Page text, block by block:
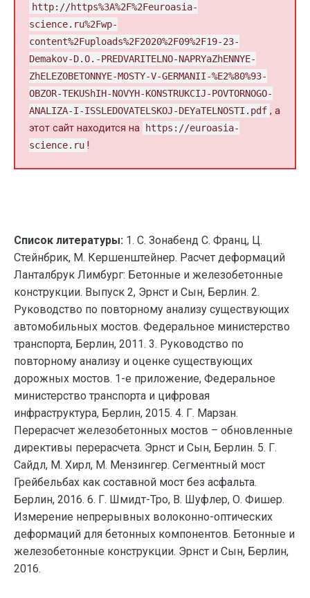
http://https%3A%2F%2Feuroasia-
science.ru%2Fwp-
content%2Fuploads%2F2020%2F09%2F19-23-
Demakov-D.O.-PREDVARITELNO-NAPRYaZhENNYE-
ZhELEZOBETONNYE-MOSTY-V-GERMANII-%E2%80%93-
OBZOR-TEKUShIH-NOVYH-KONSTRUKCIJ-POVTORNOGO-
ANALIZA-I-ISSLEDOVATELSKOJ-DEYaTELNOSTI.pdf , а
этот сайт находится на
https://euroasia-
science.ru !
Список литературы: 1. С. Зонабенд С. Франц, Ц.
Стейнбрик, М. Кершенштейнер. Расчет деформаций
Ланталбрук Лимбург: Бетонные и железобетонные
конструкции. Выпуск 2, Эрнст и Сын, Берлин. 2.
Руководство по повторному анализу существующих
автомобильных мостов. Федеральное министерство
транспорта, Берлин, 2011. 3. Руководство по
повторному анализу и оценке существующих
дорожных мостов. 1-е приложение, Федеральное
министерство транспорта и цифровая
инфраструктура, Берлин, 2015. 4. Г. Марзан.
Перерасчет железобетонных мостов – обновленные
директивы перерасчета. Эрнст и Сын, Берлин. 5. Г.
Сайдл, М. Хирл, М. Мензингер. Сегментный мост
Грейбельбах как составной мост без асфальта.
Берлин, 2016. 6. Г. Шмидт-Тро, В. Шуфлер, О. Фишер.
Измерение непрерывных волоконно-оптических
деформаций для бетонных компонентов. Бетонные и
железобетонные конструкции. Эрнст и Сын, Берлин,
2016.